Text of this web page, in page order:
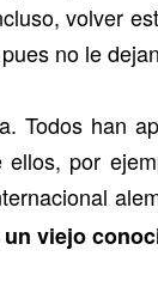
volver
no le
Todos han
por
viejo